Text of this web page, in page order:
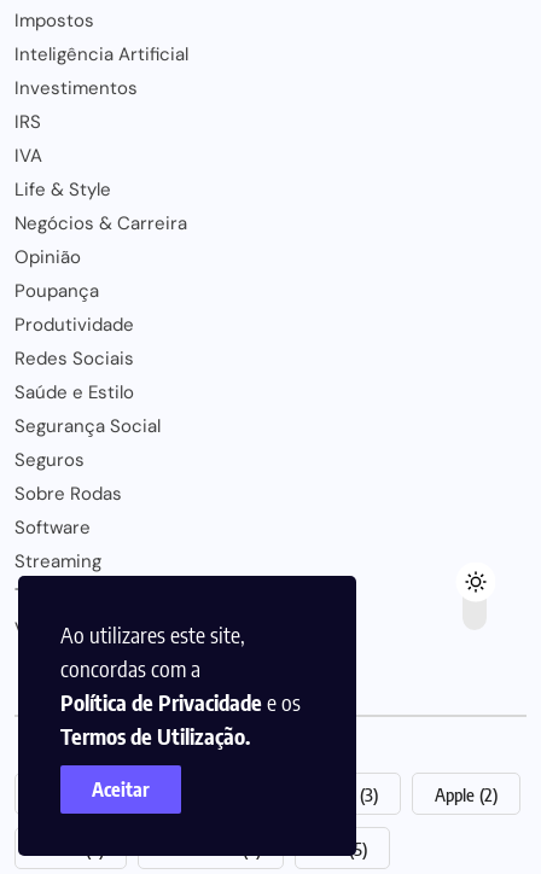
Ao utilizares este site,
concordas com a
Política de Privacidadee os
Termos de Utilização.
Aceitar
Impostos
Inteligência Artificial
Investimentos
IRS
IVA
Life & Style
Negócios & Carreira
Opinião
Poupança
Produtividade
Redes Sociais
Saúde e Estilo
Segurança Social
Seguros
Sobre Rodas
Software
Streaming
Tendências de Mercado
Viagens
Etiquetas Populares
Abono de Família (3) Apple (2)
(5)